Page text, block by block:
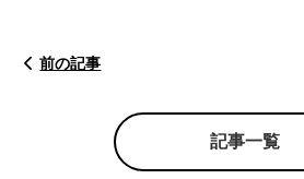
前の記事
記事一覧